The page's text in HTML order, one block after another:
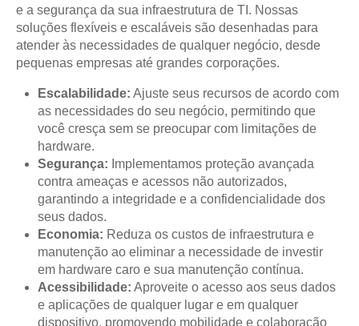
e a segurança da sua infraestrutura de TI. Nossas
soluções flexíveis e escaláveis são desenhadas para
atender às necessidades de qualquer negócio, desde
pequenas empresas até grandes corporações.
Escalabilidade: Ajuste seus recursos de acordo com
as necessidades do seu negócio, permitindo que
você cresça sem se preocupar com limitações de
hardware.
Segurança: Implementamos proteção avançada
contra ameaças e acessos não autorizados,
garantindo a integridade e a confidencialidade dos
seus dados.
Economia: Reduza os custos de infraestrutura e
manutenção ao eliminar a necessidade de investir
em hardware caro e sua manutenção contínua.
Acessibilidade: Aproveite o acesso aos seus dados
e aplicações de qualquer lugar e em qualquer
dispositivo, promovendo mobilidade e colaboração